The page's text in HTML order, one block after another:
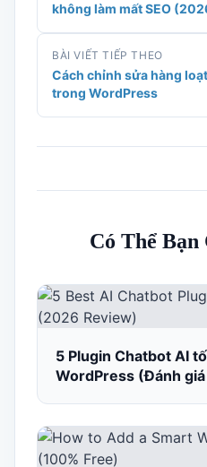
không làm mất SEO
BÀI VIẾT TIẾP THEO
Cách chỉnh sửa hàng
trong WordPress
Có Thể
5 Plugin Chatbot AI
WordPress (Đánh